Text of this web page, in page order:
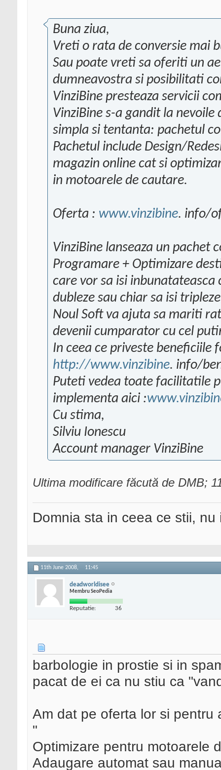
Buna ziua,
Vreti o rata de conversie mai
Sau poate vreti sa oferiti un
dumneavostra si posibilitati
VinziBine presteaza servicii
VinziBine s-a gandit la
simpla si tentanta: pachetul
Pachetul include Design/
magazin online cat si
in motoarele de cautare.
Oferta : www.vinzibine. info/
VinziBine lanseaza un pachet
Programare + Optimizare
care vor sa isi inbunatateasca
dubleze sau chiar sa isi
Noul Soft va ajuta sa mariti
devenii cumparator cu cel
In ceea ce priveste
http://www.vinzibine. info/
Puteti vedea toate facilitatile
implementa aici :
Cu stima,
Silviu Ionescu
Account manager VinziBine
Ultima modificare făcută de DMB;
Domnia sta in ceea ce stii, nu
11th June 2008, 11:45
deadworldisee
Membru SeoPedia
Reputatie: 36
barbologie in prostie si in
pacat de ei ca nu stiu ca
Am dat pe oferta lor si pentru
"
Optimizare pentru motoarele
Adaugare automat sau